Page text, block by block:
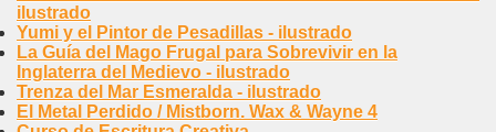
ilustrado
Yumi y el Pintor de Pesadillas - ilustrado
La Guía del Mago Frugal para Sobrevivir en la
Inglaterra del Medievo - ilustrado
Trenza del Mar Esmeralda - ilustrado
El Metal Perdido / Mistborn. Wax & Wayne 4